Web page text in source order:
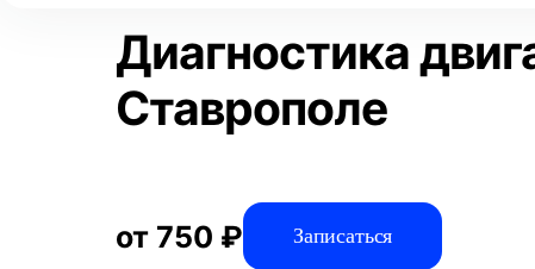
Диагностика
Ставрополе
от 750 ₽ Записаться